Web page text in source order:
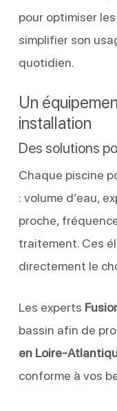
pour optimiser
simplifier son
quotidien.
Un
installation
Des solutions
Chaque piscine
: volume d’eau,
proche,
traitement. Ces
directement le
Les experts
bassin afin de
en Loire-
conforme à vos